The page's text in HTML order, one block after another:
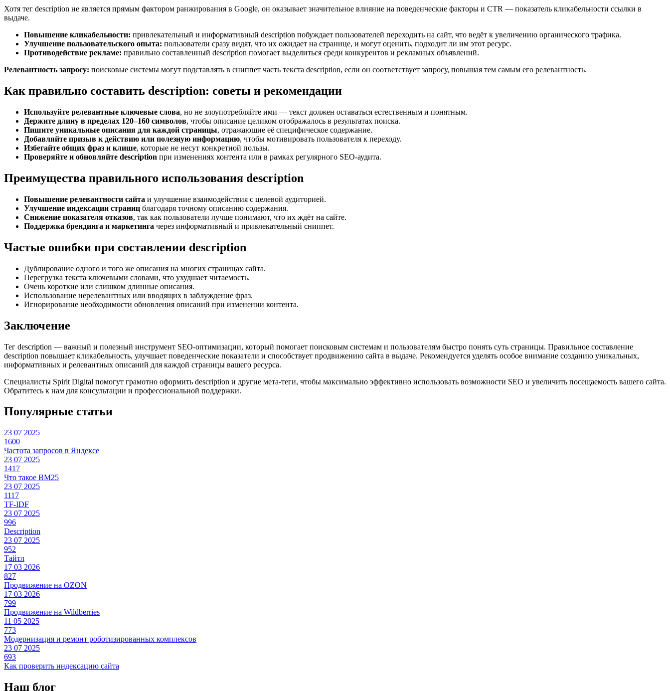
Хотя тег description не является прямым фактором ранжирования в Google, он оказывает значительное влияние на поведенческие факторы и CTR — показатель кликабельности ссылки в
выдаче.
Повышение кликабельности: привлекательный и информативный description побуждает пользователей переходить на сайт, что ведёт к увеличению органического трафика.
Улучшение пользовательского опыта: пользователи сразу видят, что их ожидает на странице, и могут оценить, подходит ли им этот ресурс.
Противодействие рекламе: правильно составленный description помогает выделиться среди конкурентов и рекламных объявлений.
Релевантность запросу: поисковые системы могут подставлять в сниппет часть текста description, если он соответствует запросу, повышая тем самым его релевантность.
Как правильно составить description: советы и рекомендации
Используйте релевантные ключевые слова, но не злоупотребляйте ими — текст должен оставаться естественным и понятным.
Держите длину в пределах 120–160 символов, чтобы описание целиком отображалось в результатах поиска.
Пишите уникальные описания для каждой страницы, отражающие её специфическое содержание.
Добавляйте призыв к действию или полезную информацию, чтобы мотивировать пользователя к переходу.
Избегайте общих фраз и клише, которые не несут конкретной пользы.
Проверяйте и обновляйте description при изменениях контента или в рамках регулярного SEO-аудита.
Преимущества правильного использования description
Повышение релевантности сайта и улучшение взаимодействия с целевой аудиторией.
Улучшение индексации страниц благодаря точному описанию содержания.
Снижение показателя отказов, так как пользователи лучше понимают, что их ждёт на сайте.
Поддержка брендинга и маркетинга через информативный и привлекательный сниппет.
Частые ошибки при составлении description
Дублирование одного и того же описания на многих страницах сайта.
Перегрузка текста ключевыми словами, что ухудшает читаемость.
Очень короткие или слишком длинные описания.
Использование нерелевантных или вводящих в заблуждение фраз.
Игнорирование необходимости обновления описаний при изменении контента.
Заключение
Тег description — важный и полезный инструмент SEO-оптимизации, который помогает поисковым системам и пользователям быстро понять суть страницы. Правильное составление
description повышает кликабельность, улучшает поведенческие показатели и способствует продвижению сайта в выдаче. Рекомендуется уделять особое внимание созданию уникальных,
информативных и релевантных описаний для каждой страницы вашего ресурса.
Специалисты Spirit Digital помогут грамотно оформить description и другие мета-теги, чтобы максимально эффективно использовать возможности SEO и увеличить посещаемость вашего сайта.
Обратитесь к нам для консультации и профессиональной поддержки.
Популярные статьи
23 07 2025
1600
Частота запросов в Яндексе
23 07 2025
1417
Что такое BM25
23 07 2025
1117
TF-IDF
23 07 2025
996
Description
23 07 2025
952
Тайтл
17 03 2026
827
Продвижение на OZON
17 03 2026
799
Продвижение на Wildberries
11 05 2025
773
Модернизация и ремонт роботизированных комплексов
23 07 2025
693
Как проверить индексацию сайта
Наш блог